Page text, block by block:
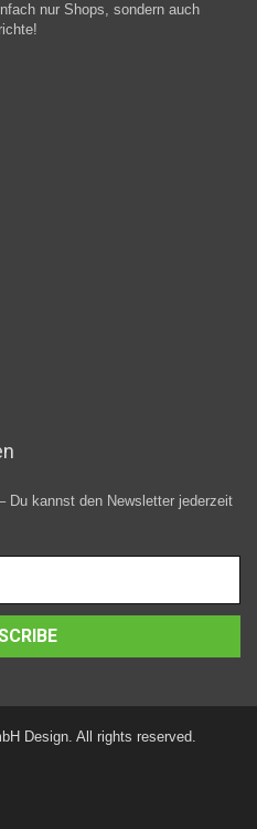
nur Shops, sondern auch
Du kannst den Newsletter jederzeit
Design. All rights reserved.